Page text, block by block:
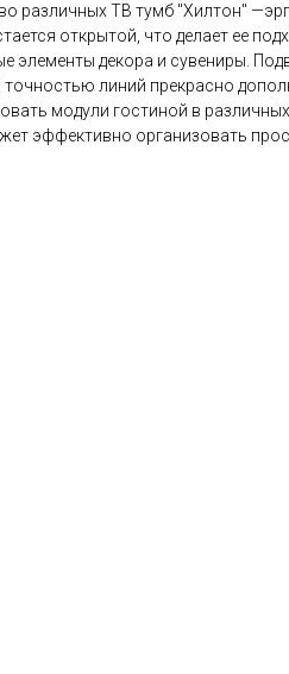
различных ТВ тумб "Хилтон"
открытой, что делает ее
элементы декора и сувениры.
линий прекрасно
модули гостиной в
эффективно организовать